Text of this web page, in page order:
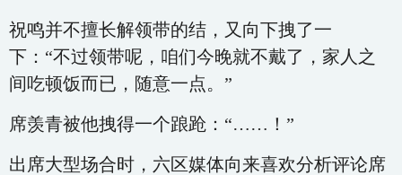
祝鸣并不擅长解领带的结，又向下拽了一
下：“不过领带呢，咱们今晚就不戴了，家人之
间吃顿饭而已，随意一点。”
席羡青被他拽得一个踉跄：“……！”
出席大型场合时，六区媒体向来喜欢分析评论席